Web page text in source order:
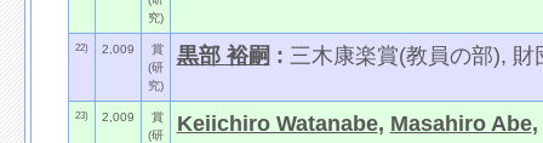
究)
22) 2,009
賞
(研
究)
黒部 裕嗣 : 三木康楽賞(教員の部),
23) 2,009
賞
(研
Keiichiro Watanabe, Masahiro Abe,